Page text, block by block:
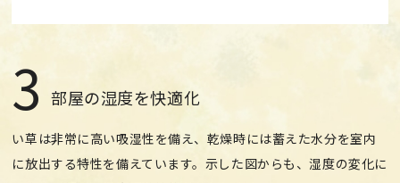
3 部屋の湿度を快適化
い草は非常に高い吸湿性を備え、乾燥時には蓄えた水分を室内
に放出する特性を備えています。示した図からも、湿度の変化に